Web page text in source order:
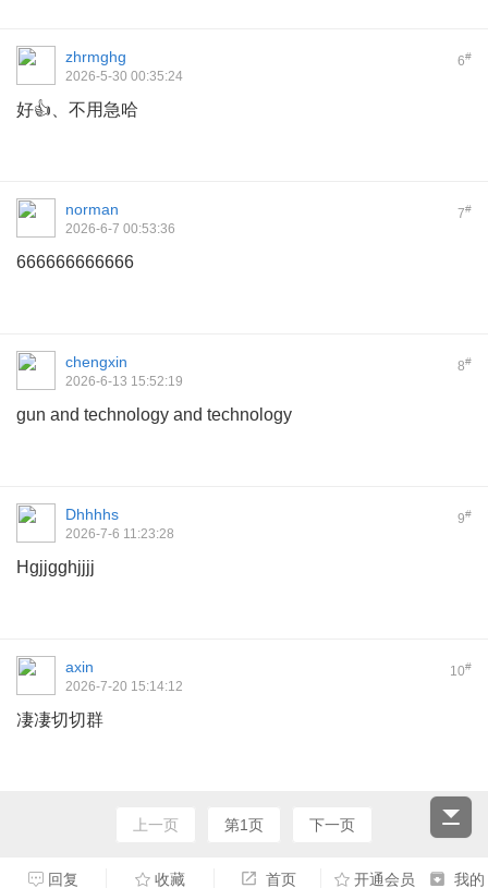
6#
zhrmghg
2026-5-30 00:35:24
好👍、不用急哈
7#
norman
2026-6-7 00:53:36
666666666666
8#
chengxin
2026-6-13 15:52:19
gun and technology and technology
9#
Dhhhhs
2026-7-6 11:23:28
Hgjjgghjjjj
10#
axin
2026-7-20 15:14:12
凄凄切切群
上一页 第1页 下一页
回复 收藏 首页 开通会员 我的